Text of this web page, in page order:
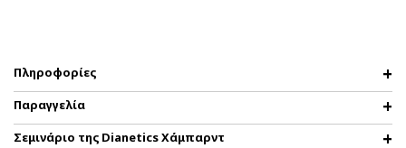
Πληροφορίες
Παραγγελία
Σεμινάριο της Dianetics Χάμπαρντ